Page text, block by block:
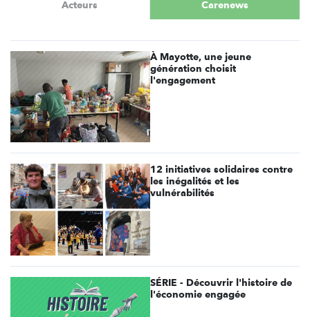
Acteurs Carenews
À Mayotte, une jeune
génération choisit
l'engagement
12 initiatives solidaires contre
les inégalités et les
vulnérabilités
SÉRIE - Découvrir l'histoire de
l'économie engagée